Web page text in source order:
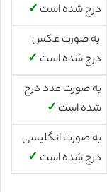
درج شده است ✓
به صورت عکس
درج شده است ✓
به صورت عدد درج
شده است ✓
به صورت انگلیسی
درج شده است ✓